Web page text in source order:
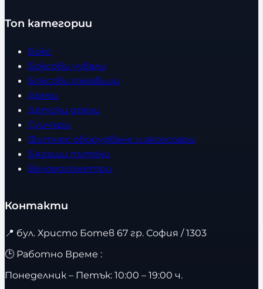
Топ категории
Бокс
Боксови чували
Боксови ръкавици
Дрехи
Детски дрехи
Суичъри
Фитнес оборудване и аксесоари
Бягащи пътеки
Велоергометри
Контакти
📍 бул. Христо Ботев 67 гр. София / 1303
🕒 Работно Време :
Понеделник – Петък: 10:00 – 19:00 ч.